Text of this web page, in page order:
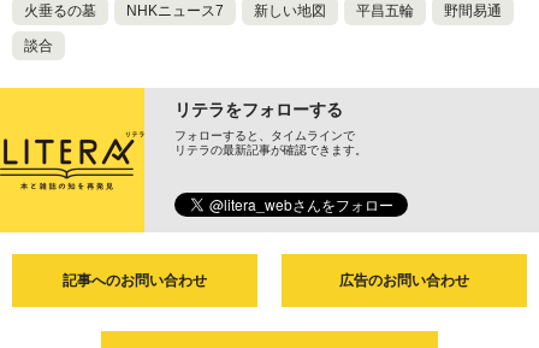
火垂るの墓 NHKニュース7 新しい地図 平昌五輪 野間易通
談合
リテラをフォローする
フォローすると、タイムラインで
リテラの最新記事が確認できます。
記事へのお問い合わせ 広告のお問い合わせ